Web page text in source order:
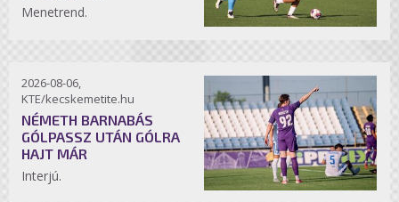
Menetrend.
2026-08-06,
KTE/kecskemetite.hu
NÉMETH BARNABÁS
GÓLPASSZ UTÁN GÓLRA
HAJT MÁR
Interjú.